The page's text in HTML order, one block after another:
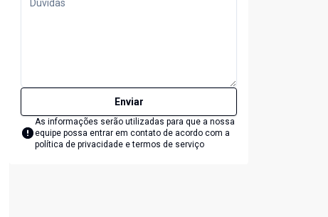
Enviar
As informações serão utilizadas para que a nossa
equipe possa entrar em contato de acordo com a
política de privacidade e termos de serviço